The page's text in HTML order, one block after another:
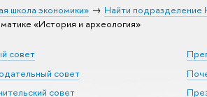
школа экономики» Найти
«История и археология»
совет
совет
совет